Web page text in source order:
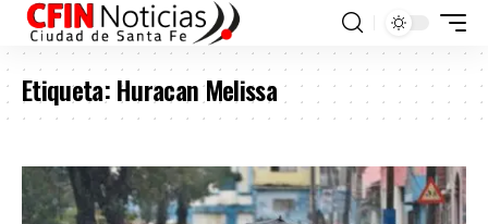
Etiqueta:Huracan Melissa